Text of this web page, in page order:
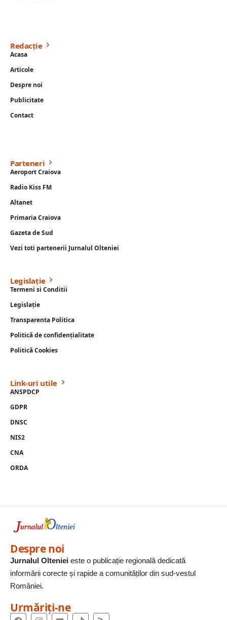
Redacție
Acasa
Articole
Despre noi
Publicitate
Contact
Parteneri
Aeroport Craiova
Radio Kiss FM
Altanet
Primaria Craiova
Gazeta de Sud
Vezi toti partenerii Jurnalul Olteniei
Legislație
Termeni si Conditii
Legislație
Transparenta Politica
Politică de confidențialitate
Politică Cookies
Link-uri utile
ANSPDCP
GDPR
DNSC
NIS2
CNA
ORDA
Despre noi
Jurnalul Olteniei este o publicație regională dedicată
informării corecte și rapide a comunităților din sud-vestul
României.
Urmăriți-ne